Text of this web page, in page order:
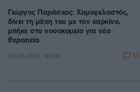
Γιώργος Παράσχος: Χαμογελαστός,
δίνει τη μάχη του με τον καρκίνο,
μπήκε στο νοσοκομείο για νέα
θεραπεία
06.08.2026, 18:00 55